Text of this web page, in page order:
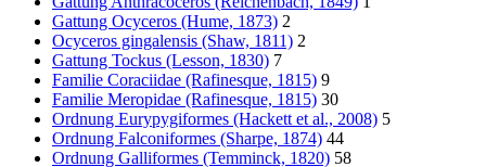
Gattung Ocyceros (Hume, 1873) 2
Ocyceros gingalensis (Shaw, 1811) 2
Gattung Tockus (Lesson, 1830) 7
Familie Coraciidae (Rafinesque, 1815) 9
Familie Meropidae (Rafinesque, 1815) 30
Ordnung Eurypygiformes (Hackett et al., 2008) 5
Ordnung Falconiformes (Sharpe, 1874) 44
Ordnung Galliformes (Temminck, 1820) 58